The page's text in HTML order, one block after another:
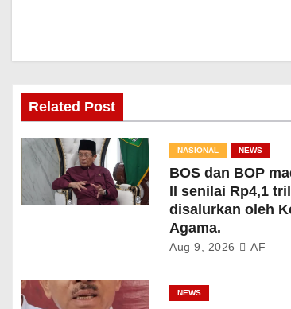
Related Post
NASIONAL NEWS
BOS dan BOP
II senilai Rp4,1
disalurkan oleh
Agama.
Aug 9, 2026 AF
NEWS